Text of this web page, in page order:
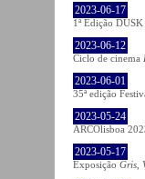
2023-06-17
1ª Edição
2023-06-12
Ciclo de cinema
2023-06-01
35ª edição
2023-05-24
ARCOlisboa
2023-05-17
Exposição Gris,